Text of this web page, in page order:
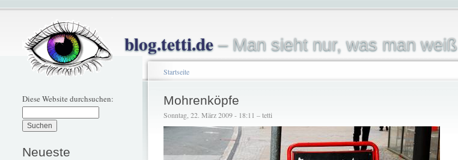
blog.tetti.de– Man sieht nur, was man weiß
Diese Website durchsuchen:
Neueste
Startseite
Mohrenköpfe
Sonntag, 22. März 2009 - 18:11 – tetti